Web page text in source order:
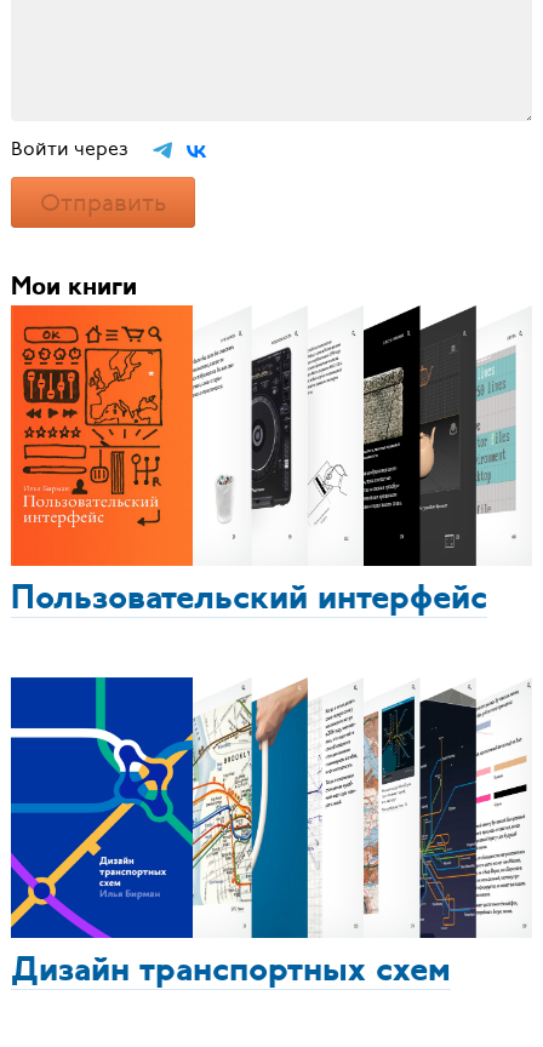
Войти через
Отправить
Мои книги
Пользовательский интерфейс
Дизайн транспортных схем